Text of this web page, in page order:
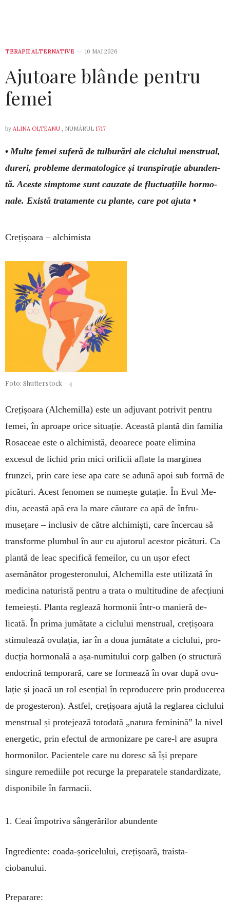
TERAPII ALTERNATIVE 10 MAI 2026
Ajutoare blânde pentru
femei
by ALINA OLTEANU , NUMĂRUL 1717
•Multe femei suferă de tulburări ale ciclului menstrual,
dureri, pro­bleme dermatologice și transpirație abun­den­
tă. Aceste simp­tome sunt cauzate de fluctuațiile hormo­
nale. Există tratamente cu plante, care pot ajuta •
Crețișoara – alchimista
Foto: Shutterstock – 4
Crețișoara (Alchemilla) este un adjuvant po­trivit pentru
femei, în aproape orice situație. Această plantă din familia
Rosaceae este o al­chimistă, deoarece poate eli­mina
excesul de lichid prin mici ori­ficii aflate la mar­ginea
frunzei, prin care iese apa care se adună apoi sub formă de
picături. Acest fenomen se nu­mește gutație. În Evul Me­
diu, aceas­­tă apă era la mare căutare ca apă de înfru­
musețare – inclusiv de către alchimiști, care încercau să
trans­forme plum­bul în aur cu ajutorul acestor picături. Ca
plantă de leac specifică femeilor, cu un ușor efect
asemănător progesteronului, Alche­milla este utilizată în
medicina natu­ristă pen­tru a trata o multitudine de afecțiuni
feme­iești. Planta reglează hor­monii într-o manieră de­
licată. În prima ju­mă­tate a ciclului menstru­al, crețișoara
stimu­lează ovulația, iar în a do­ua jumătate a ciclului, pro­
ducția hormonală a așa-numitului corp gal­ben (o structură
endo­crină temporară, care se formează în ovar după ovu­
lație și joacă un rol esențial în reproducere prin producerea
de pro­ges­teron). Astfel, creți­șoa­ra ajută la reglarea ciclu­lui
menstrual și pro­tejează totodată „natura fe­minină” la nivel
energetic, prin efectul de ar­monizare pe care-l are asupra
hor­monilor. Pa­cientele care nu do­resc să își pre­pare
singure re­me­diile pot recurge la pre­paratele standardizate,
disponibile în farmacii.
1. Ceai împotriva sângerărilor abundente
Ingrediente: coada-șoricelului, crețișoară, traista-
ciobanului.
Preparare: